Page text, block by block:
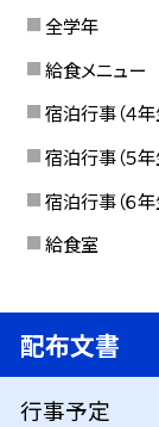
全学年
給食メニュー
宿泊行事（４年
宿泊行事（５年
宿泊行事（６年
給食室
配布文書
行事予定